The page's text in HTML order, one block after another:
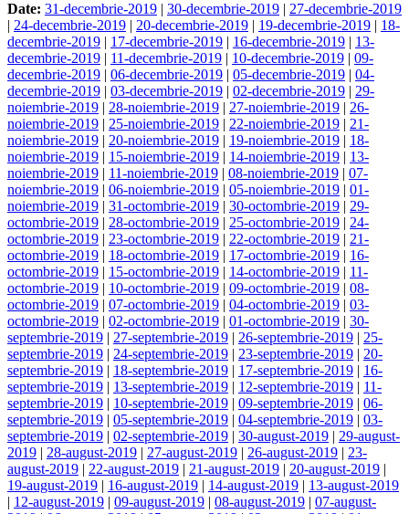
Date: 31-decembrie-2019 | 30-decembrie-2019 | 27-decembrie-2019
| 24-decembrie-2019 | 20-decembrie-2019 | 19-decembrie-2019 | 18-
decembrie-2019 | 17-decembrie-2019 | 16-decembrie-2019 | 13-
decembrie-2019 | 11-decembrie-2019 | 10-decembrie-2019 | 09-
decembrie-2019 | 06-decembrie-2019 | 05-decembrie-2019 | 04-
decembrie-2019 | 03-decembrie-2019 | 02-decembrie-2019 | 29-
noiembrie-2019 | 28-noiembrie-2019 | 27-noiembrie-2019 | 26-
noiembrie-2019 | 25-noiembrie-2019 | 22-noiembrie-2019 | 21-
noiembrie-2019 | 20-noiembrie-2019 | 19-noiembrie-2019 | 18-
noiembrie-2019 | 15-noiembrie-2019 | 14-noiembrie-2019 | 13-
noiembrie-2019 | 11-noiembrie-2019 | 08-noiembrie-2019 | 07-
noiembrie-2019 | 06-noiembrie-2019 | 05-noiembrie-2019 | 01-
noiembrie-2019 | 31-octombrie-2019 | 30-octombrie-2019 | 29-
octombrie-2019 | 28-octombrie-2019 | 25-octombrie-2019 | 24-
octombrie-2019 | 23-octombrie-2019 | 22-octombrie-2019 | 21-
octombrie-2019 | 18-octombrie-2019 | 17-octombrie-2019 | 16-
octombrie-2019 | 15-octombrie-2019 | 14-octombrie-2019 | 11-
octombrie-2019 | 10-octombrie-2019 | 09-octombrie-2019 | 08-
octombrie-2019 | 07-octombrie-2019 | 04-octombrie-2019 | 03-
octombrie-2019 | 02-octombrie-2019 | 01-octombrie-2019 | 30-
septembrie-2019 | 27-septembrie-2019 | 26-septembrie-2019 | 25-
septembrie-2019 | 24-septembrie-2019 | 23-septembrie-2019 | 20-
septembrie-2019 | 18-septembrie-2019 | 17-septembrie-2019 | 16-
septembrie-2019 | 13-septembrie-2019 | 12-septembrie-2019 | 11-
septembrie-2019 | 10-septembrie-2019 | 09-septembrie-2019 | 06-
septembrie-2019 | 05-septembrie-2019 | 04-septembrie-2019 | 03-
septembrie-2019 | 02-septembrie-2019 | 30-august-2019 | 29-august-
2019 | 28-august-2019 | 27-august-2019 | 26-august-2019 | 23-
august-2019 | 22-august-2019 | 21-august-2019 | 20-august-2019 |
19-august-2019 | 16-august-2019 | 14-august-2019 | 13-august-2019
| 12-august-2019 | 09-august-2019 | 08-august-2019 | 07-august-